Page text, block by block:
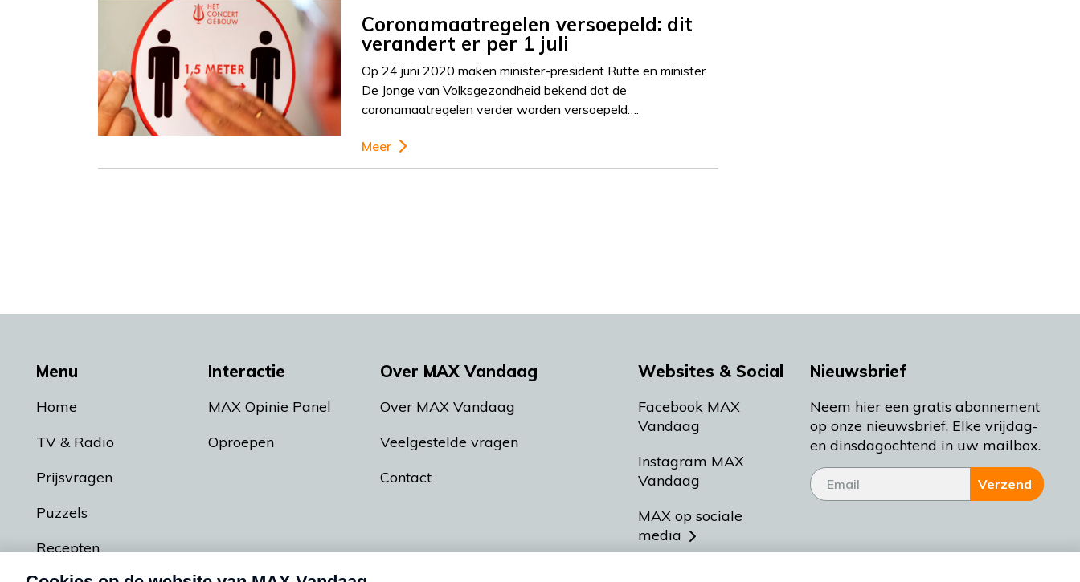
Coronamaatregelen versoepeld: dit
verandert er per 1 juli
Op 24 juni 2020 maken minister-president Rutte en minister
De Jonge van Volksgezondheid bekend dat de
coronamaatregelen verder worden versoepeld….
Meer
Menu
Home
TV & Radio
Prijsvragen
Puzzels
Recepten
Interactie
MAX Opinie Panel
Oproepen
Over MAX Vandaag
Over MAX Vandaag
Veelgestelde vragen
Contact
Websites & Social
Facebook MAX
Vandaag
Instagram MAX
Vandaag
MAX op sociale
media
Nieuwsbrief
Neem hier een gratis abonnement
op onze nieuwsbrief. Elke vrijdag-
en dinsdagochtend in uw mailbox.
Verzend